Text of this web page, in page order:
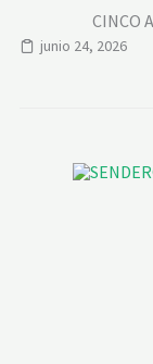
CINCO
junio 24, 2026